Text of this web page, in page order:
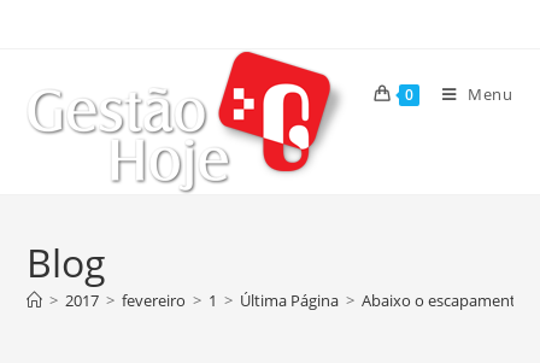
0 Menu
Blog
> 2017 > fevereiro > 1 > Última Página > Abaixo o escapamento